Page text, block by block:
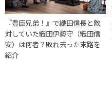
『豊臣兄弟！』で織田信長と敵
対していた織田伊勢守（織田信
安）は何者？敗れ去った末路を
紹介